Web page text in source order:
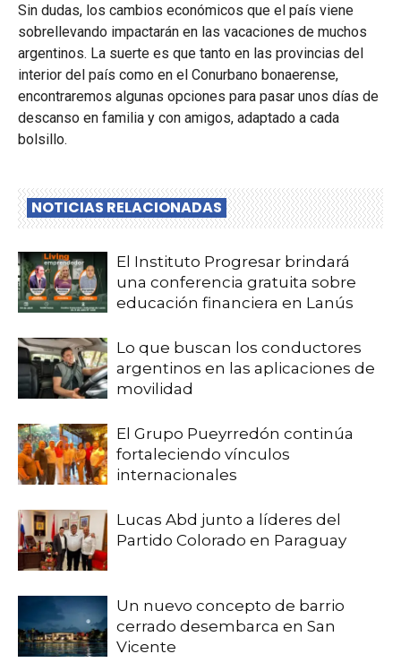
Sin dudas, los cambios económicos que el país viene
sobrellevando impactarán en las vacaciones de muchos
argentinos. La suerte es que tanto en las provincias del
interior del país como en el Conurbano bonaerense,
encontraremos algunas opciones para pasar unos días de
descanso en familia y con amigos, adaptado a cada
bolsillo.
NOTICIAS RELACIONADAS
El Instituto Progresar brindará
una conferencia gratuita sobre
educación financiera en Lanús
Lo que buscan los conductores
argentinos en las aplicaciones de
movilidad
El Grupo Pueyrredón continúa
fortaleciendo vínculos
internacionales
Lucas Abd junto a líderes del
Partido Colorado en Paraguay
Un nuevo concepto de barrio
cerrado desembarca en San
Vicente